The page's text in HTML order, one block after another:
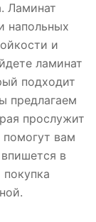
Ламинат
напольных
и
ламинат
подходит
предлагаем
прослужит
вам
в